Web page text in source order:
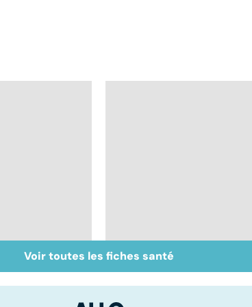
ça se
Du bon usage des
médicaments anti-
Voir toutes les fiches santé